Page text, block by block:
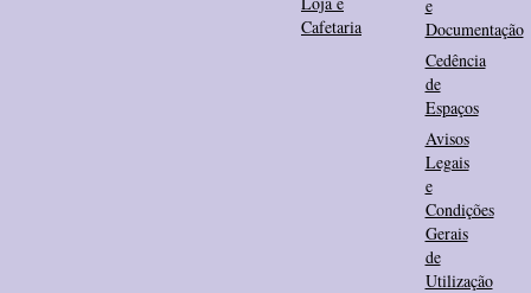
Cafetaria
e
Documentação
Cedência
de
Espaços
Avisos
Legais
e
Condições
Gerais
de
Utilização